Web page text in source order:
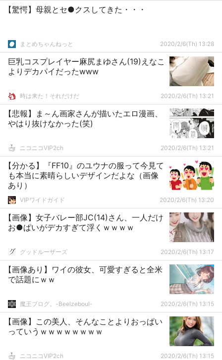
【驚愕】母親とセ●クスしてきた・・・
まとめちゃんねっと 2020/2/6(Th) 13:28
巨乳コスプレイヤー麻尻まゆさん(19)えなこ
よりデカパイだったwww
時は来た！それだけだ 2020/2/6(Th) 13:21
【悲報】ま～ん画家さんが描いたエロ漫画、
やはり抜けなかった(笑)
ニコニコVIP2ch 2020/2/6(Th) 13:21
【分かる】『FF10』のユウナの服って今見て
も本当に素晴らしいデザインだよな（画像
あり）
VIPワイドガイド 2020/2/6(Th) 13:20
【画像】女子バレー部JC(14)さん、一人だけ
お●ぱいがデカすぎて浮くｗｗｗｗ
グッドルーザーズ 2020/2/6(Th) 13:17
【画像あり】ワイの彼女、可愛すぎると全米
で話題にｗｗ
魔王ブログ。-Beelzeboul- 2020/2/6(Th) 13:15
【画像】この美人、そんなことよりおっぱい
っていうｗｗｗｗｗｗｗｗ
ニコニコVIP2ch 2020/2/6(Th) 13:15